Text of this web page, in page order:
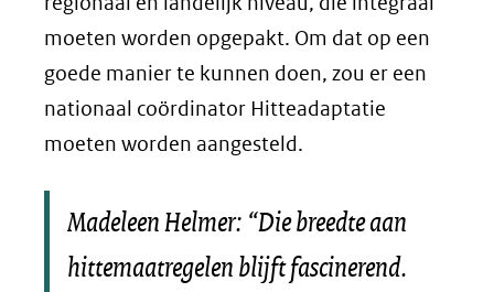
moeten worden opgepakt. Om dat op een
goede manier te kunnen doen, zou er een
nationaal coördinator Hitteadaptatie
moeten worden aangesteld.
Madeleen Helmer: “Die breedte aan
hittemaatregelen blijft fascinerend.